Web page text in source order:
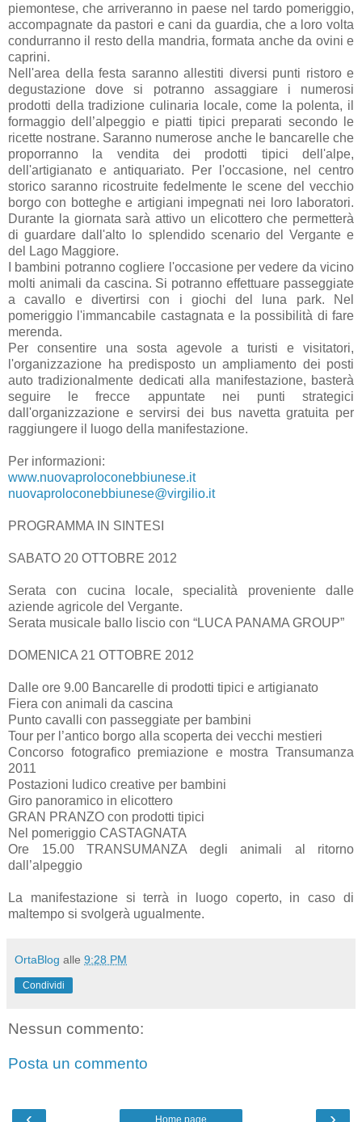
piemontese, che arriveranno in paese nel tardo pomeriggio,
accompagnate da pastori e cani da guardia, che a loro volta
condurranno il resto della mandria, formata anche da ovini e
caprini.
Nell'area della festa saranno allestiti diversi punti ristoro e
degustazione dove si potranno assaggiare i numerosi
prodotti della tradizione culinaria locale, come la polenta, il
formaggio dell’alpeggio e piatti tipici preparati secondo le
ricette nostrane. Saranno numerose anche le bancarelle che
proporranno la vendita dei prodotti tipici dell'alpe,
dell'artigianato e antiquariato. Per l'occasione, nel centro
storico saranno ricostruite fedelmente le scene del vecchio
borgo con botteghe e artigiani impegnati nei loro laboratori.
Durante la giornata sarà attivo un elicottero che permetterà
di guardare dall'alto lo splendido scenario del Vergante e
del Lago Maggiore.
I bambini potranno cogliere l'occasione per vedere da vicino
molti animali da cascina. Si potranno effettuare passeggiate
a cavallo e divertirsi con i giochi del luna park. Nel
pomeriggio l'immancabile castagnata e la possibilità di fare
merenda.
Per consentire una sosta agevole a turisti e visitatori,
l'organizzazione ha predisposto un ampliamento dei posti
auto tradizionalmente dedicati alla manifestazione, basterà
seguire le frecce appuntate nei punti strategici
dall'organizzazione e servirsi dei bus navetta gratuita per
raggiungere il luogo della manifestazione.
Per informazioni:
www.nuovaproloconebbiunese.it
nuovaproloconebbiunese@virgilio.it
PROGRAMMA IN SINTESI
SABATO 20 OTTOBRE 2012
Serata con cucina locale, specialità proveniente dalle
aziende agricole del Vergante.
Serata musicale ballo liscio con “LUCA PANAMA GROUP”
DOMENICA 21 OTTOBRE 2012
Dalle ore 9.00 Bancarelle di prodotti tipici e artigianato
Fiera con animali da cascina
Punto cavalli con passeggiate per bambini
Tour per l’antico borgo alla scoperta dei vecchi mestieri
Concorso fotografico premiazione e mostra Transumanza
2011
Postazioni ludico creative per bambini
Giro panoramico in elicottero
GRAN PRANZO con prodotti tipici
Nel pomeriggio CASTAGNATA
Ore 15.00 TRANSUMANZA degli animali al ritorno
dall’alpeggio
La manifestazione si terrà in luogo coperto, in caso di
maltempo si svolgerà ugualmente.
OrtaBlog alle 9:28 PM
Condividi
Nessun commento:
Posta un commento
Home page